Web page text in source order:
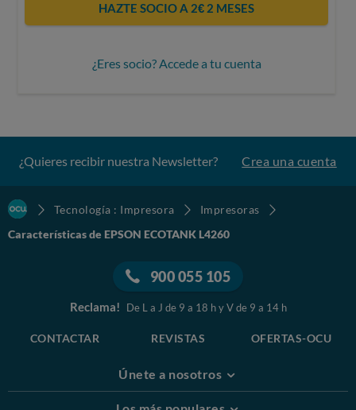
HAZTE SOCIO A 2€ 2 MESES
¿Eres socio? Accede a tu cuenta
¿Quieres recibir nuestra Newsletter? Crea una cuenta
Tecnología : Impresora
Impresoras
Características de EPSON ECOTANK L4260
900 055 105
Reclama! De L a J de 9 a 18 h y V de 9 a 14 h
CONTACTAR REVISTAS OFERTAS-OCU
Únete a nosotros